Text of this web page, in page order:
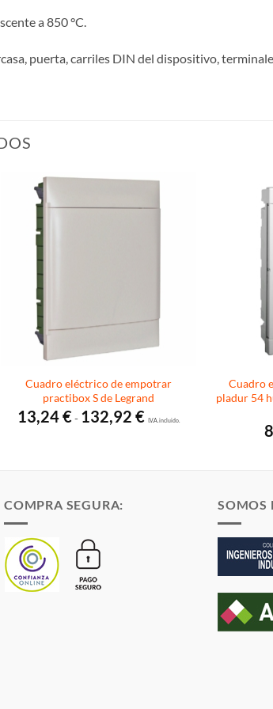
a 850 °C.
puerta, carriles DIN del dispositivo,
Cuadro eléctrico de empotrar
practibox S de Legrand
13,24€- 132,92 €Rango
de
I.V.A. incluido.
Cuadro
pladur 54
COMPRA SEGURA: SOMOS